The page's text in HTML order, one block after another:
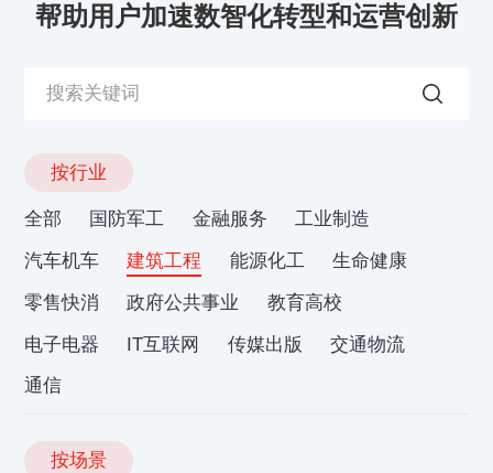
帮助用户加速数智化转型和运营创新
按行业
全部 国防军工 金融服务
工业制造
汽车机车
建筑工程 能源化工
生命健康
零售快消
政府公共事业
教育高校
电子电器
IT互联网 传媒出版
交通物流
通信
按场景